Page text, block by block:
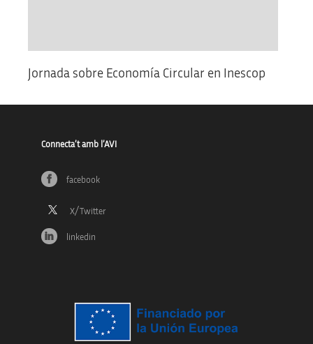
Jornada sobre Economía Circular en Inescop
Connecta’t amb l’AVI
facebook
linkedin